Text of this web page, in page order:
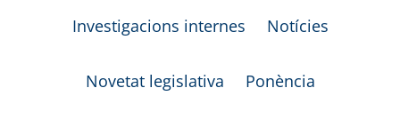
Investigacions internes Notícies
Novetat legislativa Ponència